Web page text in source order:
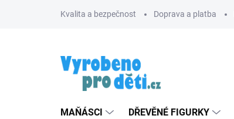
Kvalita a bezpečnost Doprava a platba
MAŇÁSCI DŘEVĚNÉ FIGURKY